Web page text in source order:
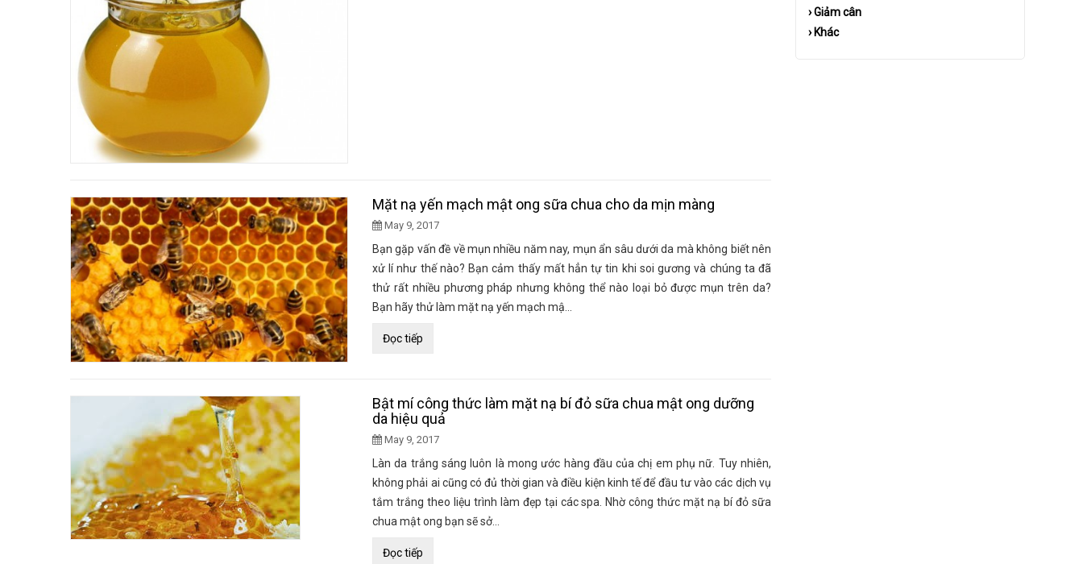
Mặt nạ yến mạch mật ong sữa chua cho da mịn màng
May 9, 2017
Bạn gặp vấn đề về mụn nhiều năm nay, mụn ẩn sâu dưới da mà không biết nên
xử lí như thế nào? Bạn cảm thấy mất hẳn tự tin khi soi gương và chúng ta đã
thử rất nhiều phương pháp nhưng không thể nào loại bỏ được mụn trên da?
Bạn hãy thử làm mặt nạ yến mạch mậ...
Đọc tiếp
Bật mí công thức làm mặt nạ bí đỏ sữa chua mật ong dưỡng
da hiệu quả
May 9, 2017
Làn da trắng sáng luôn là mong ước hàng đầu của chị em phụ nữ. Tuy nhiên,
không phải ai cũng có đủ thời gian và điều kiện kinh tế để đầu tư vào các dịch vụ
tắm trắng theo liệu trình làm đẹp tại các spa. Nhờ công thức mặt nạ bí đỏ sữa
chua mật ong bạn sẽ sở...
Đọc tiếp
›Giảm cân
› Khác